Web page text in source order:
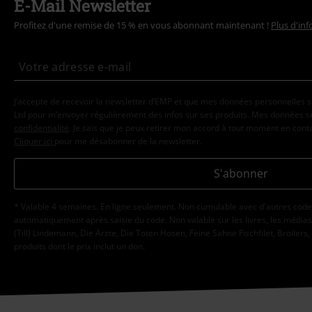
E-Mail Newsletter
Profitez d'une remise de 15 % en vous abonnant maintenant ! Plus
J’accepte de recevoir la newsletter d’EMP et que mes données personnelles
Ltd pour m’envoyer régulièrement des infos sur ses produits. Mes données
confidentialité . Je sais que je peux retirer mon accord à tout moment en
Cliquer ici pour me désabonner de la newsletter.
S'abonner
* Valable 4 semaines. En ligne seulement. Non cumulable avec d'autres
automatiquement après saisie du code. Non valable sur les livres, les
(Till) Lindemann, Die Ärzte, Die Toten Hosen, Feine Sahne Fischfilet,
produits dont le prix inclut un don.